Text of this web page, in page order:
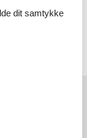
Verbrauch . keine
dit samtykke